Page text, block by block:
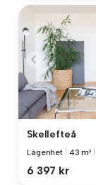
Skellefteå
Lägenhet 43 m²
6 397 kr